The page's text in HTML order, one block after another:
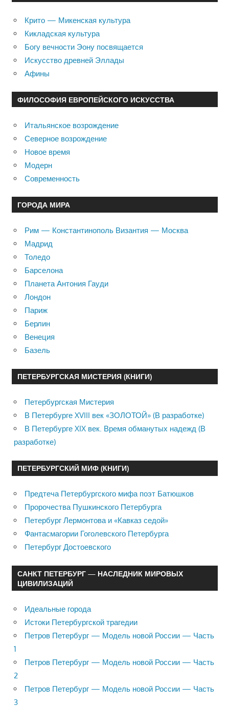
Крито — Микенская культура
Кикладская культура
Богу вечности Эону посвящается
Искусство древней Эллады
Афины
ФИЛОСОФИЯ ЕВРОПЕЙСКОГО ИСКУССТВА
Итальянское возрождение
Северное возрождение
Новое время
Модерн
Современность
ГОРОДА МИРА
Рим — Константинополь Византия — Москва
Мадрид
Толедо
Барселона
Планета Антония Гауди
Лондон
Париж
Берлин
Венеция
Базель
ПЕТЕРБУРГСКАЯ МИСТЕРИЯ (КНИГИ)
Петербургская Мистерия
В Петербурге XVIII век «ЗОЛОТОЙ» (В разработке)
В Петербурге XIX век. Время обманутых надежд (В
разработке)
ПЕТЕРБУРГСКИЙ МИФ (КНИГИ)
Предтеча Петербургского мифа поэт Батюшков
Пророчества Пушкинского Петербурга
Петербург Лермонтова и «Кавказ седой»
Фантасмагории Гоголевского Петербурга
Петербург Достоевского
САНКТ ПЕТЕРБУРГ — НАСЛЕДНИК МИРОВЫХ
ЦИВИЛИЗАЦИЙ
Идеальные города
Истоки Петербургской трагедии
Петров Петербург — Модель новой России — Часть
1
Петров Петербург — Модель новой России — Часть
2
Петров Петербург — Модель новой России — Часть
3